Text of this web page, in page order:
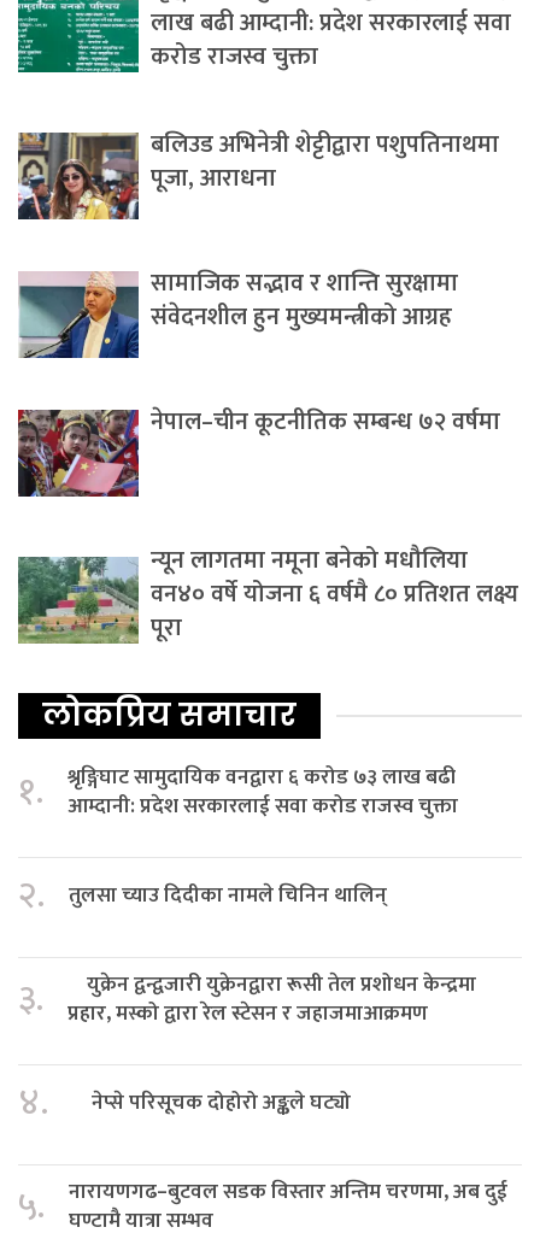
लाख बढी आम्दानी: प्रदेश सरकारलाई सवा
करोड राजस्व चुक्ता
बलिउड अभिनेत्री शेट्टीद्वारा पशुपतिनाथमा
पूजा, आराधना
सामाजिक सद्भाव र शान्ति सुरक्षामा
संवेदनशील हुन मुख्यमन्त्रीको आग्रह
नेपाल–चीन कूटनीतिक सम्बन्ध ७२ वर्षमा
न्यून लागतमा नमूना बनेको मधौलिया
वन४० वर्षे योजना ६ वर्षमै ८० प्रतिशत लक्ष्य
पूरा
लोकप्रिय समाचार
१.
श्रृङ्गिघाट सामुदायिक वनद्वारा ६ करोड ७३ लाख बढी
आम्दानी: प्रदेश सरकारलाई सवा करोड राजस्व चुक्ता
२. तुलसा च्याउ दिदीका नामले चिनिन थालिन्
३.
युक्रेन द्वन्द्वजारी युक्रेनद्वारा रूसी तेल प्रशोधन केन्द्रमा
प्रहार, मस्को द्वारा रेल स्टेसन र जहाजमाआक्रमण
४. नेप्से परिसूचक दोहोरो अङ्कले घट्यो
५.
नारायणगढ–बुटवल सडक विस्तार अन्तिम चरणमा, अब दुई
घण्टामै यात्रा सम्भव